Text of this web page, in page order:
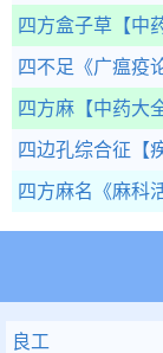
四方盒子草 【中
四不足 《广瘟疫
四方麻 【中药大
四边孔综合征 【
四方麻名 《麻科
良工